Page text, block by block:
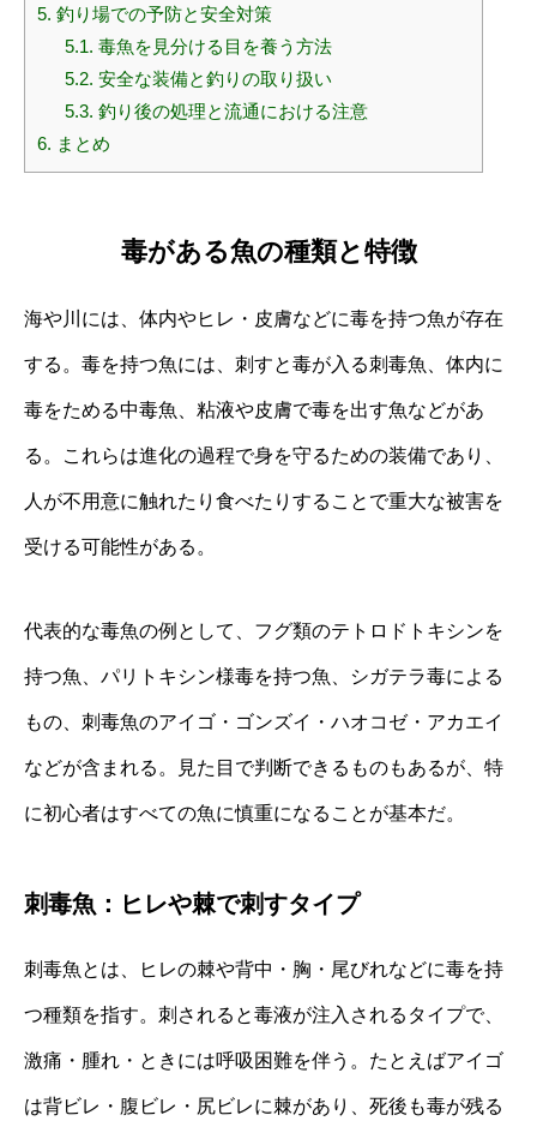
5. 釣り場での予防と安全対策
5.1. 毒魚を見分ける目を養う方法
5.2. 安全な装備と釣りの取り扱い
5.3. 釣り後の処理と流通における注意
6. まとめ
毒がある魚の種類と特徴
海や川には、体内やヒレ・皮膚などに毒を持つ魚が存在
する。毒を持つ魚には、刺すと毒が入る刺毒魚、体内に
毒をためる中毒魚、粘液や皮膚で毒を出す魚などがあ
る。これらは進化の過程で身を守るための装備であり、
人が不用意に触れたり食べたりすることで重大な被害を
受ける可能性がある。
代表的な毒魚の例として、フグ類のテトロドトキシンを
持つ魚、パリトキシン様毒を持つ魚、シガテラ毒による
もの、刺毒魚のアイゴ・ゴンズイ・ハオコゼ・アカエイ
などが含まれる。見た目で判断できるものもあるが、特
に初心者はすべての魚に慎重になることが基本だ。
刺毒魚：ヒレや棘で刺すタイプ
刺毒魚とは、ヒレの棘や背中・胸・尾びれなどに毒を持
つ種類を指す。刺されると毒液が注入されるタイプで、
激痛・腫れ・ときには呼吸困難を伴う。たとえばアイゴ
は背ビレ・腹ビレ・尻ビレに棘があり、死後も毒が残る